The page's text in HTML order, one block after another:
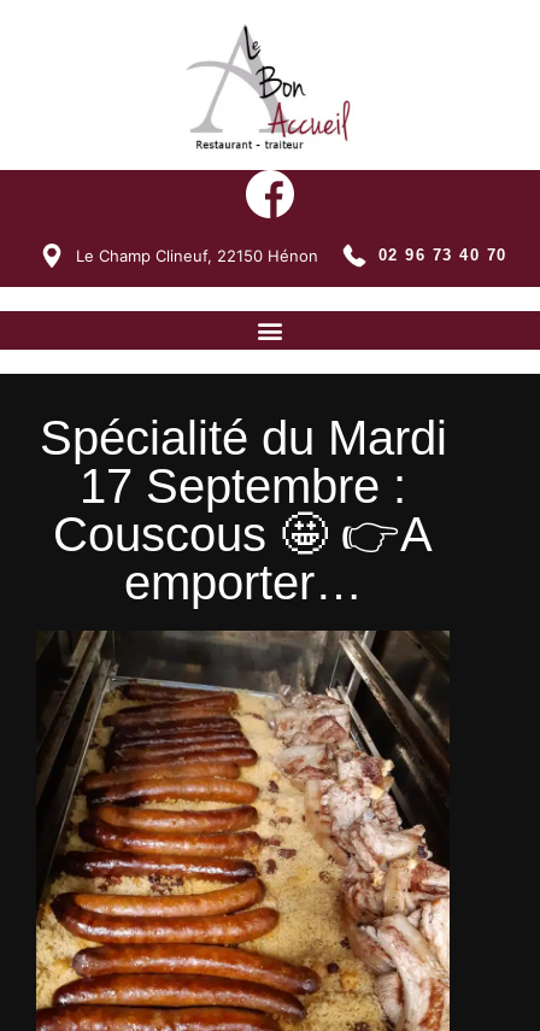
Le Champ Clineuf, 22150 Hénon 02 96 73 40 70
Spécialité du Mardi
17 Septembre :
Couscous 🤩 👉A
emporter…